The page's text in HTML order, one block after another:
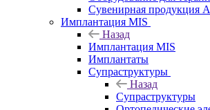
Сувенирная
Имплантация MIS
Назад
Имплантация MIS
Имплантаты
Супраструктуры
Назад
Супраструктуры